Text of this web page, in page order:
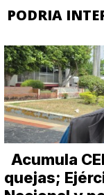
PODRIA
Acumula
quejas;